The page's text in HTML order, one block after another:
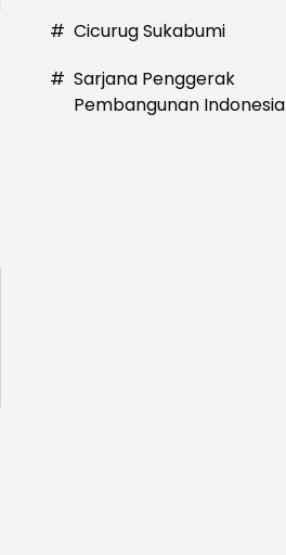
# Cicurug Sukabumi
# Sarjana Penggerak
Pembangunan Indonesia